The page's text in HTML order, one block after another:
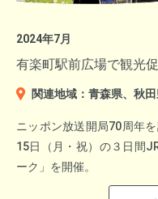
▼詳しくはこちら
南伊豆町観光協会
から多くのアスリートを輩
自身も子育てと向き合う新
中川 淳一郎 編集者
山本 ふみこ 随筆家
2024年7月
有楽町駅前広場で観光
関連地域：青森県、秋
ニッポン放送開局70周年
15日（月・祝）の３日間
ーク」を開催。
「ニッポン放送地域創生